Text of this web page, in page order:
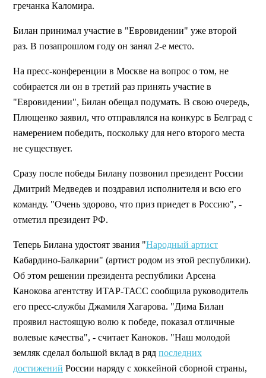
гречанка Каломира.
Билан принимал участие в "Евровидении" уже второй
раз. В позапрошлом году он занял 2-е место.
На пресс-конференции в Москве на вопрос о том, не
собирается ли он в третий раз принять участие в
"Евровидении", Билан обещал подумать. В свою очередь,
Плющенко заявил, что отправлялся на конкурс в Белград с
намерением победить, поскольку для него второго места
не существует.
Сразу после победы Билану позвонил президент России
Дмитрий Медведев и поздравил исполнителя и всю его
команду. "Очень здорово, что приз приедет в Россию", -
отметил президент РФ.
Теперь Билана удостоят звания "Народный артист
Кабардино-Балкарии" (артист родом из этой республики).
Об этом решении президента республики Арсена
Канокова агентству ИТАР-ТАСС сообщила руководитель
его пресс-службы Джамиля Хагарова. "Дима Билан
проявил настоящую волю к победе, показал отличные
волевые качества", - считает Каноков. "Наш молодой
земляк сделал большой вклад в ряд последних
достижений России наряду с хоккейной сборной страны,